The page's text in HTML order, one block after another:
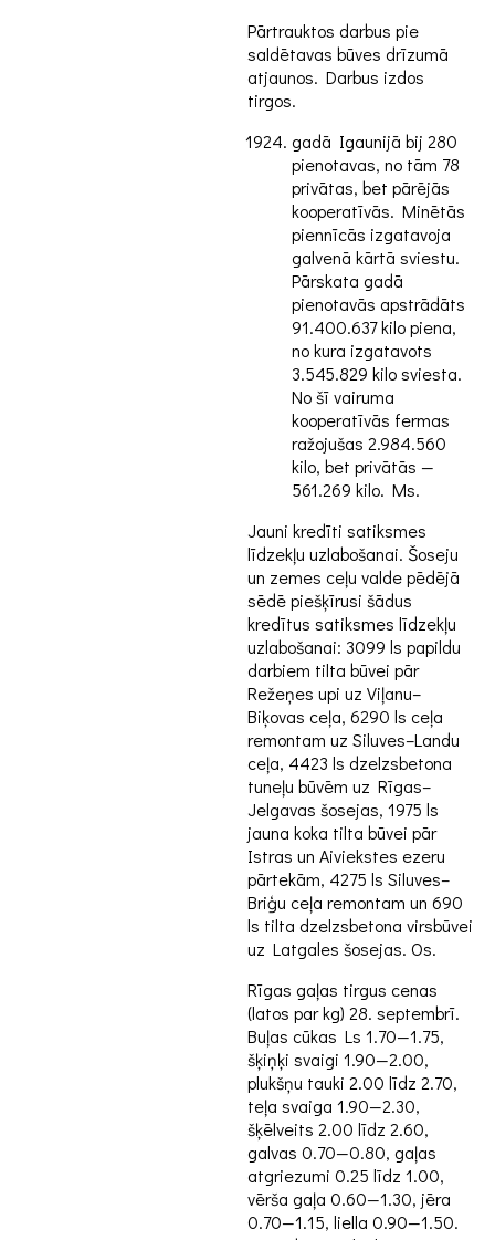
Pārtrauktos darbus pie
saldētavas būves drīzumā
atjaunos. Darbus izdos
tirgos.
gadā Igaunijā bij 280
pienotavas, no tām 78
privātas, bet pārējās
kooperatīvās. Minētās
piennīcās izgatavoja
galvenā kārtā sviestu.
Pārskata gadā
pienotavās apstrādāts
91.400.637 kilo piena,
no kura izgatavots
3.545.829 kilo sviesta.
No šī vairuma
kooperatīvās fermas
ražojušas 2.984.560
kilo, bet privātās —
561.269 kilo. Ms.
Jauni kredīti satiksmes
līdzekļu uzlabošanai. Šoseju
un zemes ceļu valde pēdējā
sēdē piešķīrusi šādus
kredītus satiksmes līdzekļu
uzlabošanai: 3099 ls papildu
darbiem tilta būvei pār
Režeņes upi uz Viļanu–
Biķovas ceļa, 6290 ls ceļa
remontam uz Siluves–Landu
ceļa, 4423 ls dzelzsbetona
tuneļu būvēm uz Rīgas–
Jelgavas šosejas, 1975 ls
jauna koka tilta būvei pār
Istras un Aiviekstes ezeru
pārtekām, 4275 ls Siluves–
Briģu ceļa remontam un 690
ls tilta dzelzsbetona virsbūvei
uz Latgales šosejas. Os.
Rīgas gaļas tirgus cenas
(latos par kg) 28. septembrī.
Buļas cūkas Ls 1.70—1.75,
šķiņķi svaigi 1.90—2.00,
plukšņu tauki 2.00 līdz 2.70,
teļa svaiga 1.90—2.30,
šķēlveits 2.00 līdz 2.60,
galvas 0.70—0.80, gaļas
atgriezumi 0.25 līdz 1.00,
vērša gaļa 0.60—1.30, jēra
0.70—1.15, liella 0.90—1.50.